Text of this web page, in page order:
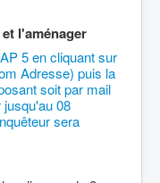
l'aménager
5 en cliquant sur
Adresse) puis la
soit par mail
jusqu'au 08
sera